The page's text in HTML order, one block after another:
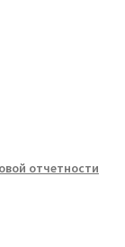
отчетности